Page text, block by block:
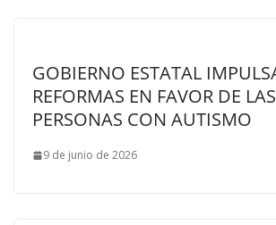
GOBIERNO ESTATAL
REFORMAS EN FAVOR DE LAS
PERSONAS CON AUTISMO
9 de junio de 2026